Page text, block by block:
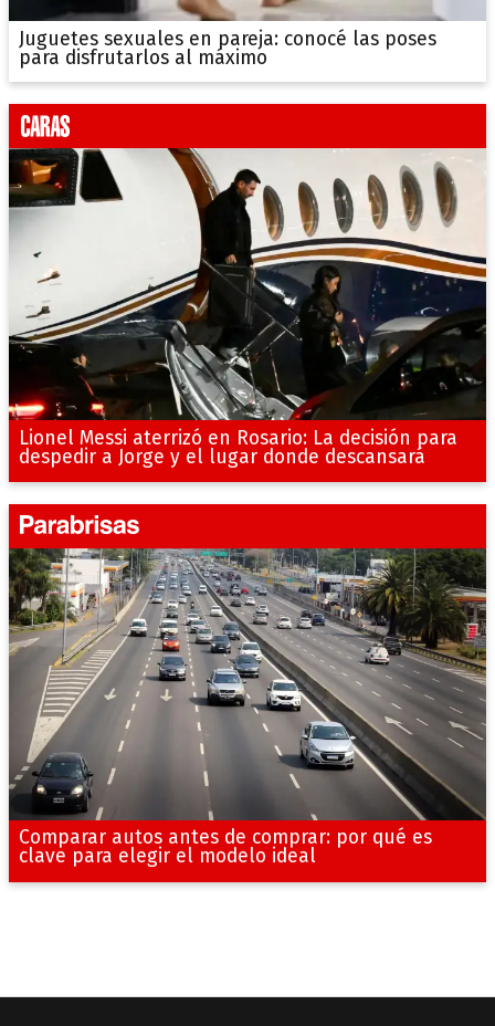
Juguetes sexuales en pareja: conocé las poses
para disfrutarlos al máximo
Lionel Messi aterrizó en Rosario: La decisión para
despedir a Jorge y el lugar donde descansará
Comparar autos antes de comprar: por qué es
clave para elegir el modelo ideal